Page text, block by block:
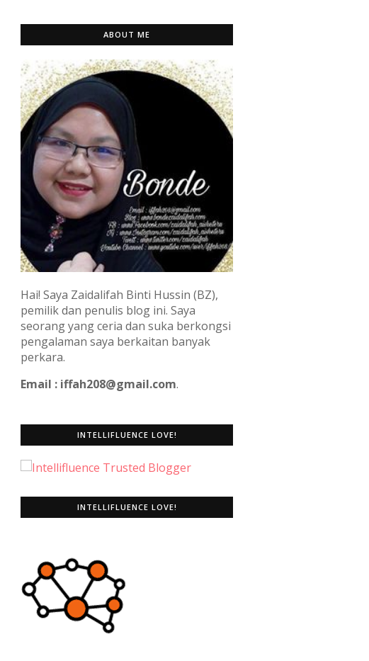
ABOUT ME
Hai! Saya Zaidalifah Binti Hussin (BZ),
pemilik dan penulis blog ini. Saya
seorang yang ceria dan suka berkongsi
pengalaman saya berkaitan banyak
perkara.
Email : iffah208@gmail.com.
INTELLIFLUENCE LOVE!
INTELLIFLUENCE LOVE!